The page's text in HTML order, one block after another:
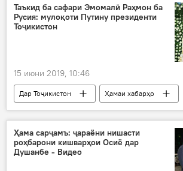
Таъкид ба сафари Эмомалӣ Раҳмон ба
Русия: мулоқоти Путину президенти
Тоҷикистон
15 июни 2019, 10:46
Дар Тоҷикистон
Ҳамаи хабарҳо
Сиёсат
Ҳама сарҷамъ: ҷараёни нишасти
роҳбарони кишварҳои Осиё дар
Душанбе - Видео